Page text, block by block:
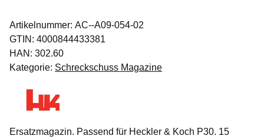
Artikelnummer: AC--A09-054-02
GTIN: 4000844433381
HAN: 302.60
Kategorie: Schreckschuss Magazine
Ersatzmagazin. Passend für Heckler & Koch P30. 15